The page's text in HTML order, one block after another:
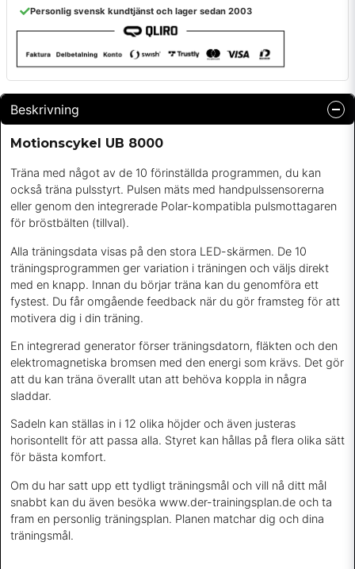
Personlig svensk kundtjänst och lager sedan 2003
Beskrivning
Motionscykel UB 8000
Träna med något av de 10 förinställda programmen, du kan
också träna pulsstyrt. Pulsen mäts med handpulssensorerna
eller genom den integrerade Polar-kompatibla pulsmottagaren
för bröstbälten (tillval).
Alla träningsdata visas på den stora LED-skärmen. De 10
träningsprogrammen ger variation i träningen och väljs direkt
med en knapp. Innan du börjar träna kan du genomföra ett
fystest. Du får omgående feedback när du gör framsteg för att
motivera dig i din träning.
En integrerad generator förser träningsdatorn, fläkten och den
elektromagnetiska bromsen med den energi som krävs. Det gör
att du kan träna överallt utan att behöva koppla in några
sladdar.
Sadeln kan ställas in i 12 olika höjder och även justeras
horisontellt för att passa alla. Styret kan hållas på flera olika sätt
för bästa komfort.
Om du har satt upp ett tydligt träningsmål och vill nå ditt mål
snabbt kan du även besöka www.der-trainingsplan.de och ta
fram en personlig träningsplan. Planen matchar dig och dina
träningsmål.